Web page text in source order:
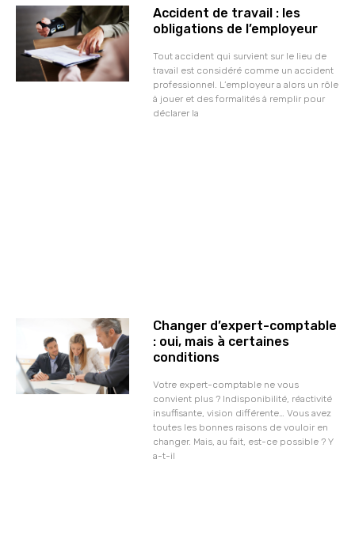
Accident de travail : les
obligations de l’employeur
Tout accident qui survient sur le lieu de
travail est considéré comme un accident
professionnel. L’employeur a alors un rôle
à jouer et des formalités à remplir pour
déclarer la
Changer d’expert-comptable
: oui, mais à certaines
conditions
Votre expert-comptable ne vous
convient plus ? Indisponibilité, réactivité
insuffisante, vision différente… Vous avez
toutes les bonnes raisons de vouloir en
changer. Mais, au fait, est-ce possible ? Y
a-t-il